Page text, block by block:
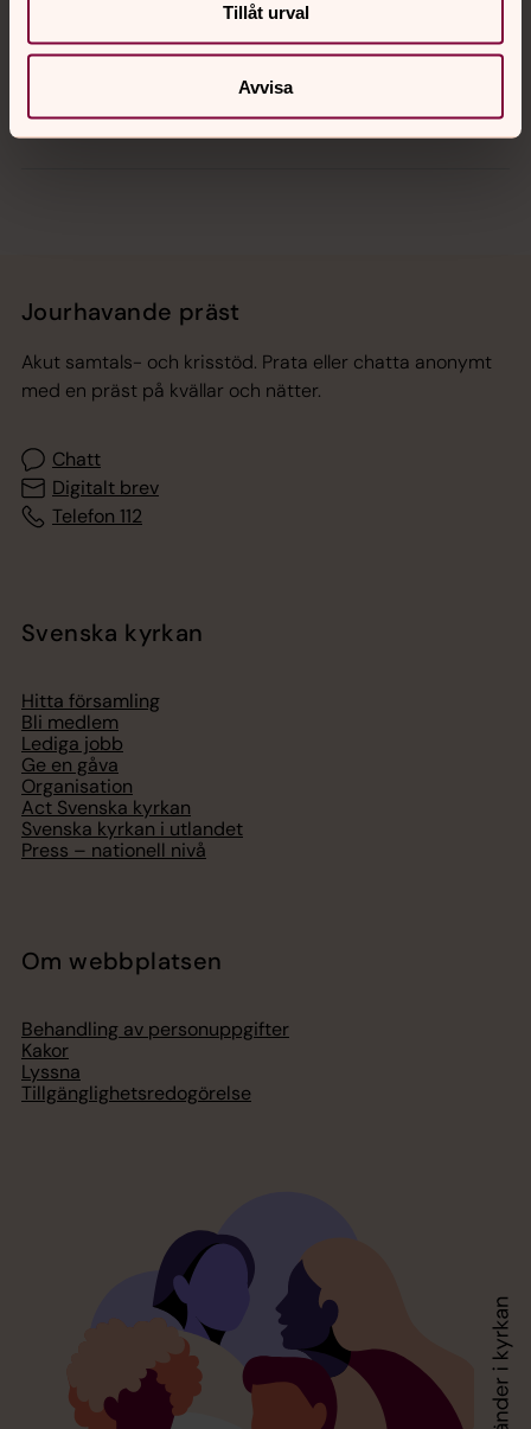
Tillåt urval
Avvisa
Hitta snabbt
Sociala kanaler
Jourhavande präst
Akut samtals- och krisstöd. Prata eller chatta anonymt
med en präst på kvällar och nätter.
Chatt
Digitalt brev
Telefon 112
Svenska kyrkan
Hitta församling
Bli medlem
Lediga jobb
Ge en gåva
Organisation
Act Svenska kyrkan
Svenska kyrkan i utlandet
Press – nationell nivå
Om webbplatsen
Behandling av personuppgifter
Kakor
Lyssna
Tillgänglighetsredogörelse